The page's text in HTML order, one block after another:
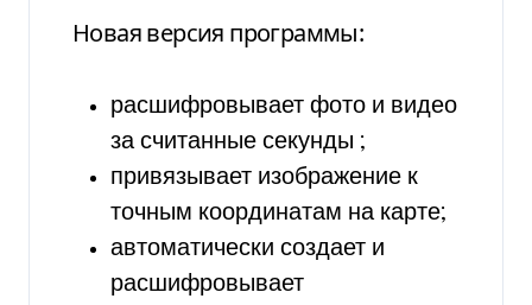
Новая версия программы:
расшифровывает фото и видео
за считанные секунды ;
привязывает изображение к
точным координатам на карте;
автоматически создает и
расшифровывает